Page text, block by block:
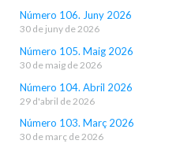
Número 106. Juny 2026
30 de juny de 2026
Número 105. Maig 2026
30 de maig de 2026
Número 104. Abril 2026
29 d'abril de 2026
Número 103. Març 2026
30 de març de 2026